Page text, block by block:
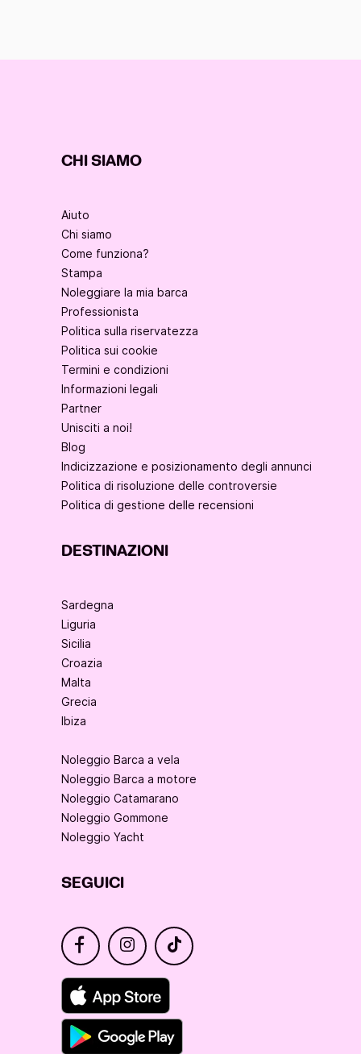
CHI SIAMO
Aiuto
Chi siamo
Come funziona?
Stampa
Noleggiare la mia barca
Professionista
Politica sulla riservatezza
Politica sui cookie
Termini e condizioni
Informazioni legali
Partner
Unisciti a noi!
Blog
Indicizzazione e posizionamento degli annunci
Politica di risoluzione delle controversie
Politica di gestione delle recensioni
DESTINAZIONI
Sardegna
Liguria
Sicilia
Croazia
Malta
Grecia
Ibiza
Noleggio Barca a vela
Noleggio Barca a motore
Noleggio Catamarano
Noleggio Gommone
Noleggio Yacht
SEGUICI